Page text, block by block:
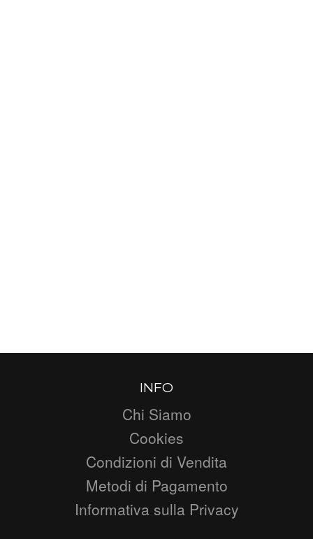
INFO
Chi Siamo
Cookies
Condizioni di Vendita
Metodi di Pagamento
Informativa sulla Privacy